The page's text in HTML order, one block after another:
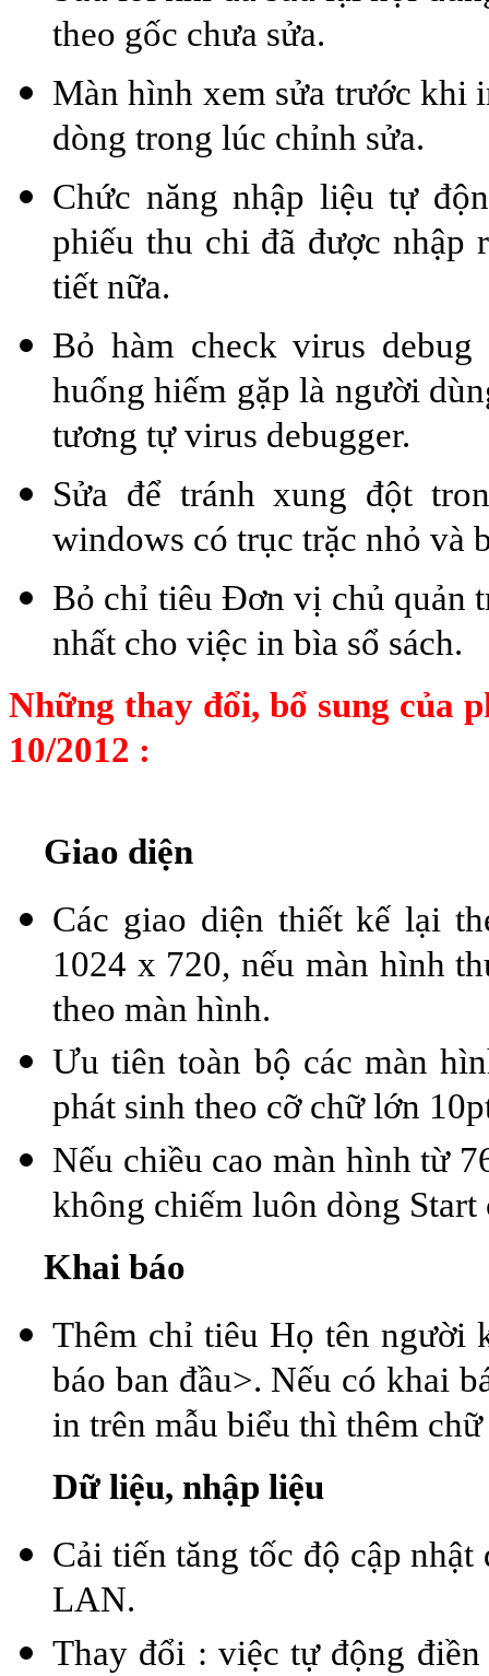
theo gốc chưa sửa.
Màn hình xem sửa trước khi
dòng trong lúc chỉnh sửa.
Chức năng nhập liệu tự
phiếu thu chi đã được nhập
tiết nữa.
Bỏ hàm check virus
huống hiếm gặp là người
tương tự virus debugger.
Sửa để tránh xung đột
windows có trục trặc nhỏ và
Bỏ chỉ tiêu Đơn vị chủ quản
nhất cho việc in bìa sổ sách.
Những thay đổi, bổ sung của
10/2012 :
Giao diện
Các giao diện thiết kế lại
1024 x 720, nếu màn hình
theo màn hình.
Ưu tiên toàn bộ các màn
phát sinh theo cỡ chữ lớn
Nếu chiều cao màn hình từ
không chiếm luôn dòng Start
Khai báo
Thêm chỉ tiêu Họ tên người
báo ban đầu>. Nếu có khai
in trên mẫu biểu thì thêm
Dữ liệu, nhập liệu
Cải tiến tăng tốc độ cập
LAN.
Thay đổi : việc tự động